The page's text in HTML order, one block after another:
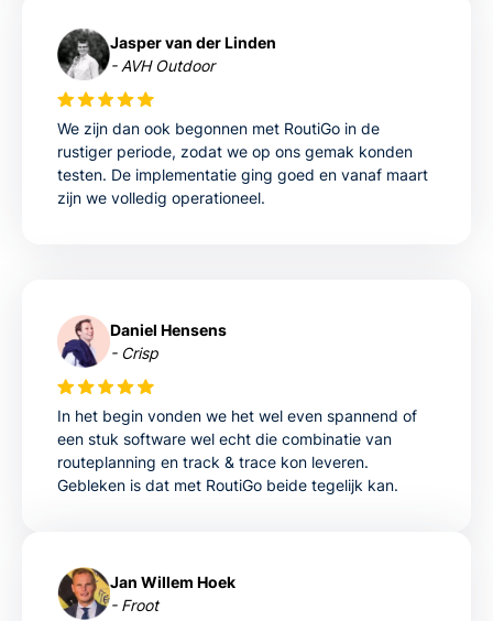
Jasper van der Linden
- AVH Outdoor
We zijn dan ook begonnen met RoutiGo in de
rustiger periode, zodat we op ons gemak konden
testen. De implementatie ging goed en vanaf maart
zijn we volledig operationeel.
Daniel Hensens
- Crisp
In het begin vonden we het wel even spannend of
een stuk software wel echt die combinatie van
routeplanning en track & trace kon leveren.
Gebleken is dat met RoutiGo beide tegelijk kan.
Jan Willem Hoek
- Froot